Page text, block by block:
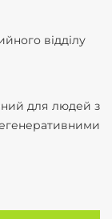
відділу
для людей з